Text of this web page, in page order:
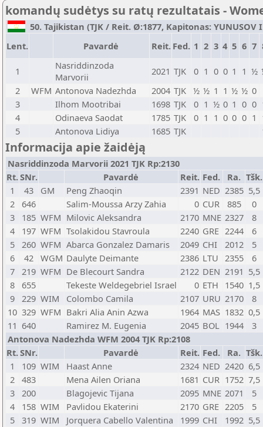
komandų sudėtys su ratų rezultatais -
50. Tajikistan (TJK / Reit. Ø:1877, Kapitonas: YUNUSOV
Lent.
Pavardė Reit. Fed. 1 2 3 4 5 6 7
1
Nasriddinzoda
Marvorii
2021 TJK 0 1 0 0 1 1 ½
2
WFM Antonova Nadezhda 2004 TJK ½ ½ 1 1 ½ ½ 0
3
Ilhom Mootribai 1698 TJK 0 1 ½ 0 1 0 0
4
Odinaeva Saodat 1785 TJK 0 1 1 0 0 0 1
5
Antonova Lidiya 1685 TJK
Informacija apie žaidėją
Nasriddinzoda Marvorii 2021 TJK Rp:2130
Rt.SNr. Pavardė Reit. Fed. Ra. Tšk.
1
43 GM Peng Zhaoqin 2391 NED 2385 5,5
2
646 Salim-Moussa Arzy Zahia 0 CUR 885
0
3
185 WFM Milovic Aleksandra 2170 MNE 2327
8
4
197 WFM Tsolakidou Stavroula 2240 GRE 2244
6
5
260 WFM Abarca Gonzalez Damaris 2049 CHI 2012
5
6
42 WGM Daulyte Deimante 2386 LTU 2355
6
7
219 WFM De Blecourt Sandra 2122 DEN 2191 5,5
8
655 Tekeste Weldegebriel Israel 0 ETH 1540 1,5
9
229 WIM Colombo Camila 2107 URU 2170
8
10 329 WFM Bakri Alia Anin Azwa 1964 MAS 1832 0,5
11 640 Ramirez M. Eugenia 2045 BOL 1944
3
Antonova Nadezhda WFM 2004 TJK Rp:2108
Rt.SNr. Pavardė Reit. Fed. Ra. Tšk.
1
109 WIM Haast Anne 2324 NED 2420 6,5
2
483 Mena Ailen Oriana 1681 CUR 1752 7,5
3
200 Blagojevic Tijana 2095 MNE 2071
5
4
158 WIM Pavlidou Ekaterini 2170 GRE 2205
5
5
319 WIM Jorquera Cabello Valentina 1999 CHI 1992 5,5